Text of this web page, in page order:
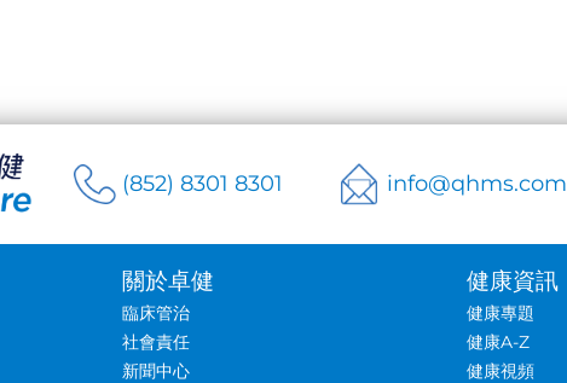
(852) 8301 8301 info@qhms.com
關於卓健
臨床管治
社會責任
新聞中心
健康資訊
健康專題
健康A-Z
健康視頻